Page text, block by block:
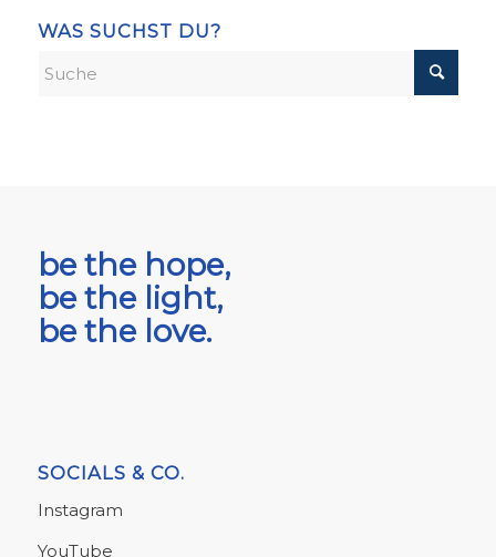
WAS SUCHST DU?
be the hope,
be the light,
be the love.
SOCIALS & CO.
Instagram
YouTube